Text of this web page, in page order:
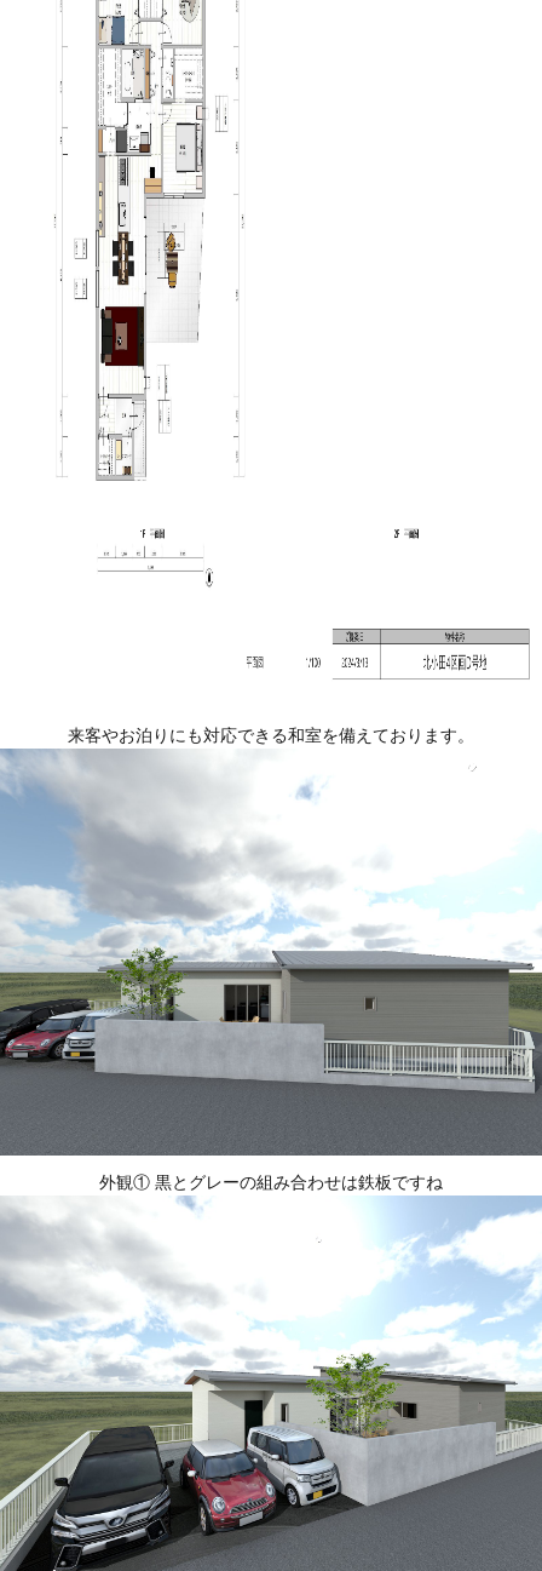
来客やお泊りにも対応できる和室を備えております。
外観① 黒とグレーの組み合わせは鉄板ですね